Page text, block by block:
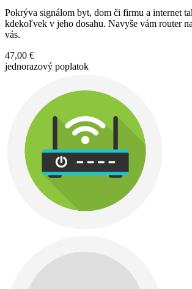
Pokrýva signálom byt, dom či firmu a internet
kdekoľvek v jeho dosahu. Navyše vám router
vás.
47,00 €
jednorazový poplatok